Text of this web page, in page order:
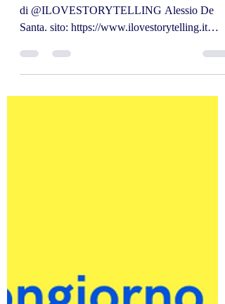
di @ILOVESTORYTELLING Alessio De
Santa. sito: https://www.ilovestorytelling.it